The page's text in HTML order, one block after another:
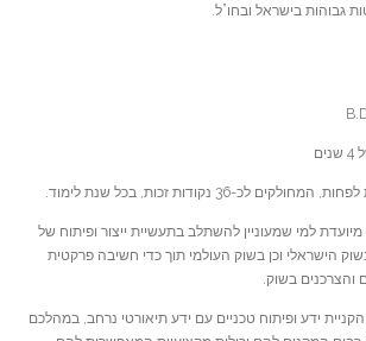
גבוהות בישראל ובחו”ל.
למי שמעוניין להשתלב בתעשיית ייצור ופיתוח של
הישראלי וכן בשוק העולמי תוך כדי חשיבה פרקטית
והצרכנים בשוק.
ידע ופיתוח טכניים עם ידע תיאורטי נרחב, במהלכם